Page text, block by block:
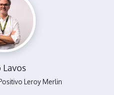
Lavos
Leroy Merlin